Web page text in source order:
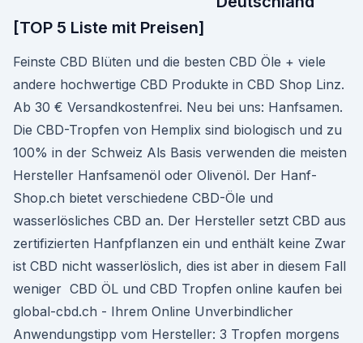
[TOP 5 Liste mit Preisen]
Feinste CBD Blüten und die besten CBD Öle + viele
andere hochwertige CBD Produkte in CBD Shop Linz.
Ab 30 € Versandkostenfrei. Neu bei uns: Hanfsamen.
Die CBD-Tropfen von Hemplix sind biologisch und zu
100% in der Schweiz Als Basis verwenden die meisten
Hersteller Hanfsamenöl oder Olivenöl. Der Hanf-
Shop.ch bietet verschiedene CBD-Öle und
wasserlösliches CBD an. Der Hersteller setzt CBD aus
zertifizierten Hanfpflanzen ein und enthält keine Zwar
ist CBD nicht wasserlöslich, dies ist aber in diesem Fall
weniger CBD ÖL und CBD Tropfen online kaufen bei
global-cbd.ch - Ihrem Online Unverbindlicher
Anwendungstipp vom Hersteller: 3 Tropfen morgens